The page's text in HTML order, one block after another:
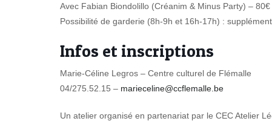
Avec Fabian Biondolillo (Créanim & Minus Party) –
Possibilité de garderie (8h-9h et 16h-17h) :
Infos et inscriptions
Marie-Céline Legros – Centre culturel de Flémalle
04/275.52.15 – marieceline@ccflemalle.be
Un atelier organisé en partenariat par le CEC Atelier